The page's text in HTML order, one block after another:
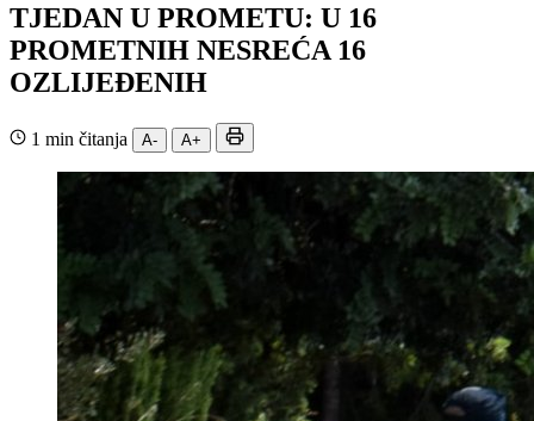
TJEDAN U PROMETU: U 16
PROMETNIH NESREĆA 16
OZLIJEĐENIH
1 min čitanja A- A+